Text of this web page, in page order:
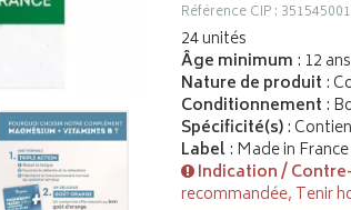
Référence CIP :
24 unités
Âge minimum : 12 ans
Nature de produit :
Conditionnement :
Spécificité(s):
Label: Made in France
Indication /
recommandée, Tenir